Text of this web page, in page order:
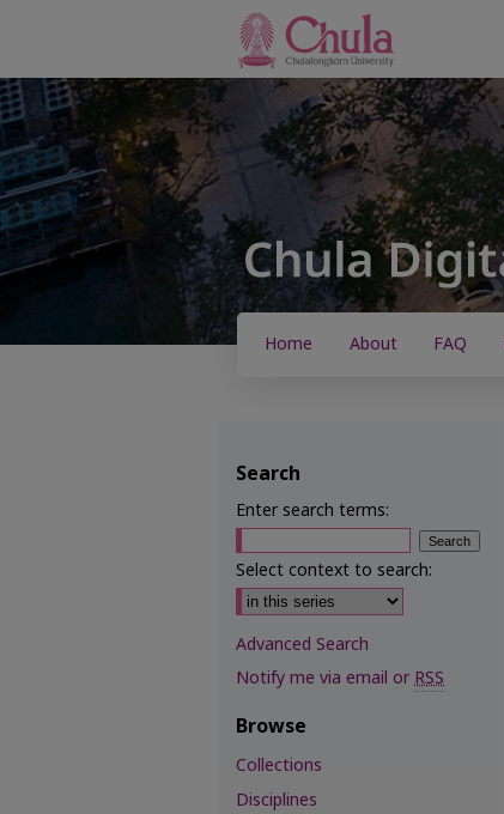
Home About FAQ
Search
Enter search terms:
Select context to search:
Advanced Search
Notify me via email orRSS
Browse
Collections
Disciplines